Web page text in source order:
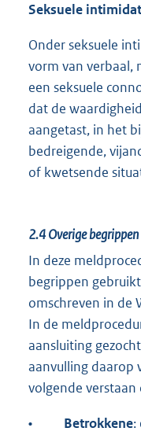
Seksuele
Onder seksuele
vorm van verbaal,
een seksuele
dat de
aangetast, in het
bedreigende,
of kwetsende
2.4Overige begrippen
In deze
begrippen
omschreven in de
In de
aansluiting
aanvulling daarop
volgende verstaan
• Betrokkene: